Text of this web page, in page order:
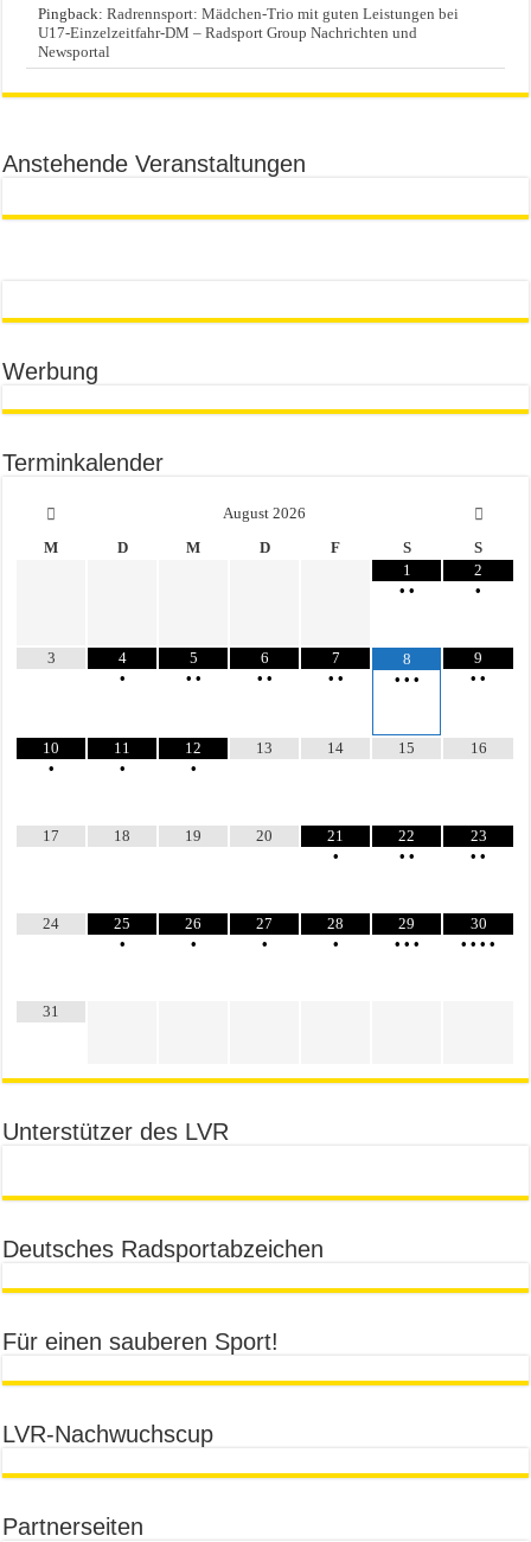
Pingback:Radrennsport: Mädchen-Trio mit guten Leistungen bei
U17-Einzelzeitfahr-DM – Radsport Group Nachrichten und
Newsportal
Anstehende Veranstaltungen
Werbung
Terminkalender
August 2026
M
D M D F S
S
1
• •
2
•
3
4
•
5
• •
6
• •
7
• •
8
• • •
9
••
10
•
11
•
12
•
13 14 15 16
17 18 19 20
21
•
22
• •
23
••
24
25
•
26
•
27
•
28
•
29
• • •
30
••••
31
Unterstützer des LVR
Deutsches Radsportabzeichen
Für einen sauberen Sport!
LVR-Nachwuchscup
Partnerseiten